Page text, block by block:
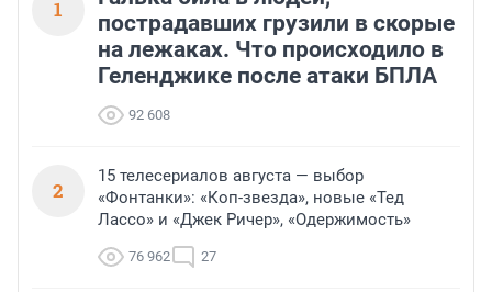
1
пострадавших грузили в скорые
на лежаках. Что происходило в
Геленджике после атаки БПЛА
92 608
2
15 телесериалов августа — выбор
«Фонтанки»: «Коп-звезда», новые «Тед
Лассо» и «Джек Ричер», «Одержимость»
76 962 27